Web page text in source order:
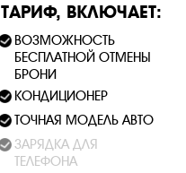
ТАРИФ, ВКЛЮЧАЕТ:
ВОЗМОЖНОСТЬ
БЕСПЛАТНОЙ ОТМЕНЫ
БРОНИ
КОНДИЦИОНЕР
ТОЧНАЯ МОДЕЛЬ АВТО
ЗАРЯДКА ДЛЯ
ТЕЛЕФОНА